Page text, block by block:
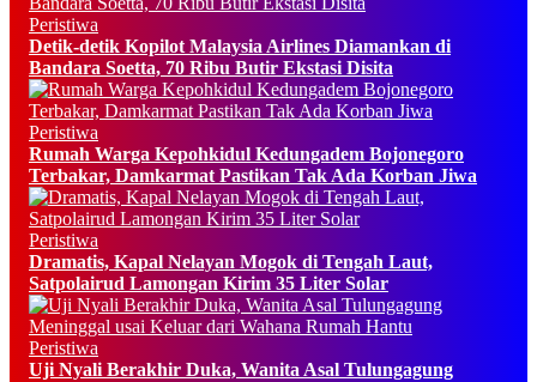
Peristiwa
Detik-detik Kopilot Malaysia Airlines Diamankan di
Bandara Soetta, 70 Ribu Butir Ekstasi Disita
Peristiwa
Rumah Warga Kepohkidul Kedungadem Bojonegoro
Terbakar, Damkarmat Pastikan Tak Ada Korban Jiwa
Peristiwa
Dramatis, Kapal Nelayan Mogok di Tengah Laut,
Satpolairud Lamongan Kirim 35 Liter Solar
Peristiwa
Uji Nyali Berakhir Duka, Wanita Asal Tulungagung